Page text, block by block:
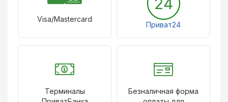
Visa/Mastercard
Приват24
Терминалы
Безналичная форма